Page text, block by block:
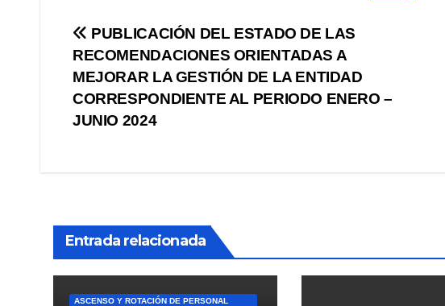
Navegación
de
entradas
PUBLICACIÓN DEL ESTADO DE LAS
RECOMENDACIONES ORIENTADAS A
MEJORAR LA GESTIÓN DE LA ENTIDAD
CORRESPONDIENTE AL PERIODO ENERO –
JUNIO 2024
Entrada relacionada
ASCENSO Y ROTACIÓN DE PERSONAL